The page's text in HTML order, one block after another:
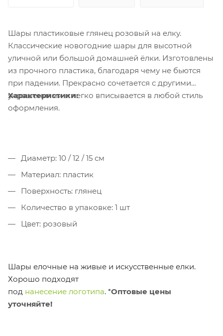
Шары пластиковые глянец розовый на елку.
Классические новогодние шары для высотной
уличной или большой домашней ёлки. Изготовлены
из прочного пластика, благодаря чему не бьются
при падении. Прекрасно сочетается с другими
украшениями и легко вписывается в любой стиль
оформления.
Характеристики:
Диаметр: 10 / 12 / 15 см
Материал: пластик
Поверхность: глянец
Количество в упаковке: 1 шт
Цвет: розовый
Шары елочные на живые и искусственные елки.
Хорошо подходят
под нанесение логотипа. *Оптовые цены
уточняйте!